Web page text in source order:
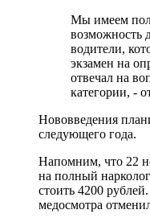
Мы имеем
возможность
водители,
экзамен на
отвечал на
категории, -
Нововведения
следующего года.
Напомним, что 22
на полный
стоить 4200
медосмотра